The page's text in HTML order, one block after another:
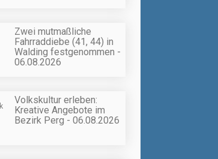
Zwei mutmaßliche
Fahrraddiebe (41, 44) in
Walding festgenommen -
06.08.2026
Volkskultur erleben:
Kreative Angebote im
Bezirk Perg - 06.08.2026